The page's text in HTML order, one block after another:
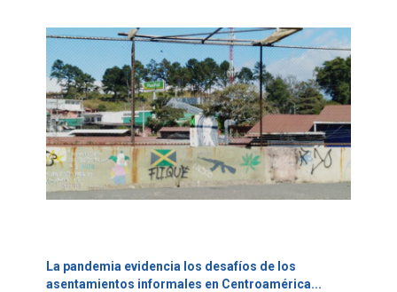
Click para leer más.
La pandemia evidencia los desafíos de los
asentamientos informales en Centroamérica...